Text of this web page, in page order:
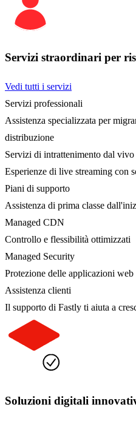
Servizi straordinari per
Vedi tutti i servizi
Servizi professionali
Assistenza specializzata per
distribuzione
Servizi di intrattenimento dal vivo
Esperienze di live streaming con
Piani di supporto
Assistenza di prima classe
Managed CDN
Controllo e flessibilità ottimizzati
Managed Security
Protezione delle applicazioni web
Assistenza clienti
Il supporto di Fastly ti aiuta a
Soluzioni digitali